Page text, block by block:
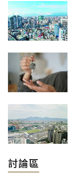
討論區